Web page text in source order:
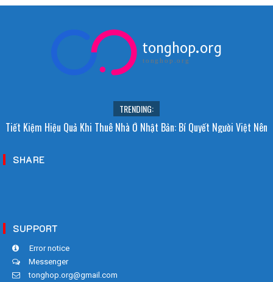
tonghop.org
tonghop.org
TRENDING:
Tiết Kiệm Hiệu Quả Khi Thuê Nhà Ở Nhật Bản: Bí Quyết Người Việt Nên
SHARE
SUPPORT
Error notice
Messenger
tonghop.org@gmail.com